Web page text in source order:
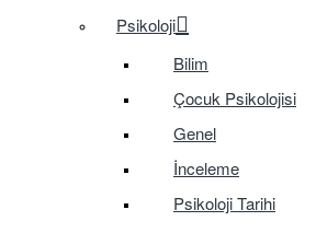
Psikoloji
Bilim
Çocuk Psikolojisi
Genel
İnceleme
Psikoloji Tarihi